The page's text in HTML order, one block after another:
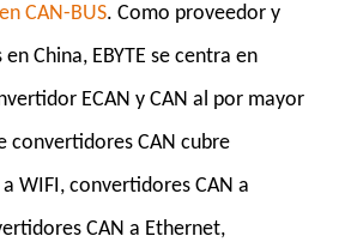
CAN-BUS. Como proveedor y
en China, EBYTE se centra en
ECAN y CAN al por mayor
convertidores CAN cubre
WIFI, convertidores CAN a
CAN a Ethernet,